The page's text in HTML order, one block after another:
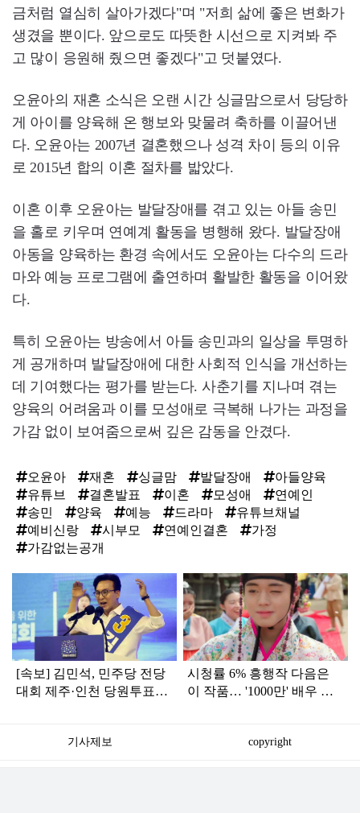
금처럼 열심히 살아가겠다"며 "저희 삶에 좋은 변화가
생겼을 뿐이다. 앞으로도 따뜻한 시선으로 지켜봐 주
고 많이 응원해 줬으면 좋겠다"고 덧붙였다.
오윤아의 재혼 소식은 오랜 시간 싱글맘으로서 당당하
게 아이를 양육해 온 행보와 맞물려 축하를 이끌어낸
다. 오윤아는 2007년 결혼했으나 성격 차이 등의 이유
로 2015년 합의 이혼 절차를 밟았다.
이혼 이후 오윤아는 발달장애를 겪고 있는 아들 송민
을 홀로 키우며 연예계 활동을 병행해 왔다. 발달장애
아동을 양육하는 환경 속에서도 오윤아는 다수의 드라
마와 예능 프로그램에 출연하며 활발한 활동을 이어왔
다.
특히 오윤아는 방송에서 아들 송민과의 일상을 투명하
게 공개하며 발달장애에 대한 사회적 인식을 개선하는
데 기여했다는 평가를 받는다. 사춘기를 지나며 겪는
양육의 어려움과 이를 모성애로 극복해 나가는 과정을
가감 없이 보여줌으로써 깊은 감동을 안겼다.
오윤아 재혼 싱글맘 발달장애
아들양육
유튜브
결혼발표 이혼 모성애
연예인
송민
양육 예능 드라마
유튜브채널
예비신랑
시부모 연예인결혼
가정
가감없는공개
인
[속보] 김민석, 민주당 전당
대회 제주·인천 당원투표서
시청률 6% 흥행작 다음은
이 작품… '1000만' 배우 출
기사제보 copyright